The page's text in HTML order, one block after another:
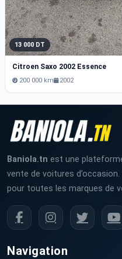
13 000 DT
Citroen Saxo 2002 Essence
200 000 km 2002
Baniola.tn est une
vente de voitures
pour toutes les marques de
Navigation